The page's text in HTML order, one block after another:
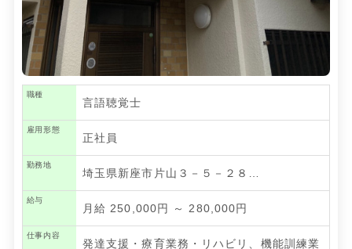
職種
言語聴覚士
雇用形態
正社員
勤務地
埼玉県新座市片山３－５－２８…
給与
月給 250,000円 ～ 280,000円
仕事内容
発達支援・療育業務・リハビリ、機能訓練業